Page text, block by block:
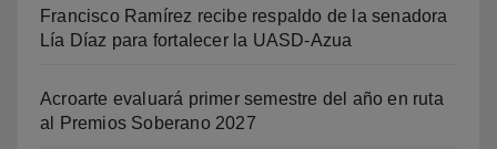
Francisco Ramírez recibe respaldo de la senadora
Lía Díaz para fortalecer la UASD-Azua
Acroarte evaluará primer semestre del año en ruta
al Premios Soberano 2027